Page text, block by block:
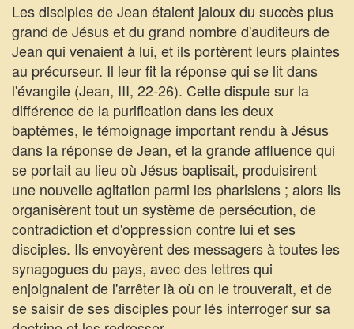
Les disciples de Jean étaient jaloux du succès plus
grand de Jésus et du grand nombre d'auditeurs de
Jean qui venaient à lui, et ils portèrent leurs plaintes
au précurseur. Il leur fit la réponse qui se lit dans
l'évangile (Jean, III, 22-26). Cette dispute sur la
différence de la purification dans les deux
baptêmes, le témoignage important rendu à Jésus
dans la réponse de Jean, et la grande affluence qui
se portait au lieu où Jésus baptisait, produisirent
une nouvelle agitation parmi les pharisiens ; alors ils
organisèrent tout un système de persécution, de
contradiction et d'oppression contre lui et ses
disciples. Ils envoyèrent des messagers à toutes les
synagogues du pays, avec des lettres qui
enjoignaient de l'arrêter là où on le trouverait, et de
se saisir de ses disciples pour lés interroger sur sa